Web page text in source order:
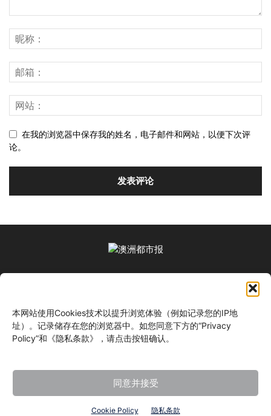
本网站使用Cookies技术以提升浏览体验（例如记录您的IP地
址）。记录储存在您的浏览器中。如您同意下方的“Privacy
Policy”和《隐私条款》，请点击按钮确认。
同意并接受
Cookie Policy 隐私条款
在我的浏览器中保存我的姓名，电子邮件和网站，以便下次评
论。
关注我们
©